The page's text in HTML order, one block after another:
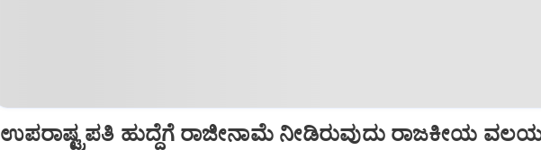
ಉಪರಾಷ್ಟ್ರಪತಿ ಹುದ್ದೆಗೆ ರಾಜೀನಾಮೆ ನೀಡಿರುವುದು ರಾಜಕೀಯ